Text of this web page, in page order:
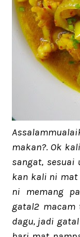
makan?. Ok
sangat, sesuai
kan kali ni mat
ni memang
gatal2
dagu, jadi